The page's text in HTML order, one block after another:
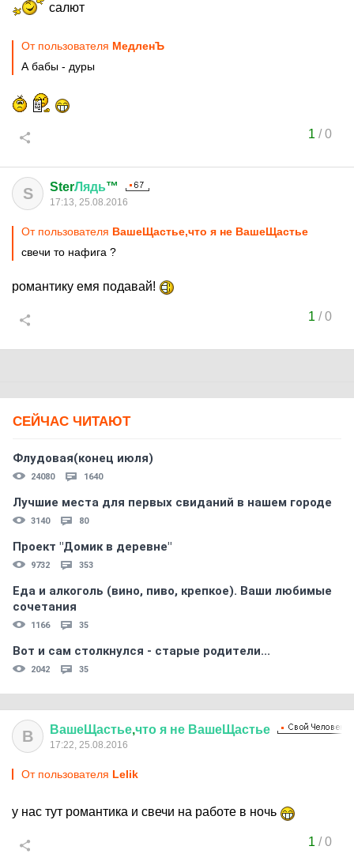
салют
От пользователя МедленЪ
А бабы - дуры
1 /0
S SterЛядь™
17:13, 25.08.2016
От пользователя ВашеЩастье,что я не ВашеЩастье
свечи то нафига ?
романтику емя подавай!
1 /0
СЕЙЧАС ЧИТАЮТ
Флудовая(конец июля)
24080 1640
Лучшие места для первых свиданий в нашем городе
3140 80
Проект "Домик в деревне"
9732 353
Еда и алкоголь (вино, пиво, крепкое). Ваши любимые
сочетания
1166 35
Вот и сам столкнулся - старые родители...
2042 35
В ВашеЩастье,что я не ВашеЩастье
17:22, 25.08.2016
От пользователя Lelik
у нас тут романтика и свечи на работе в ночь
1 /0